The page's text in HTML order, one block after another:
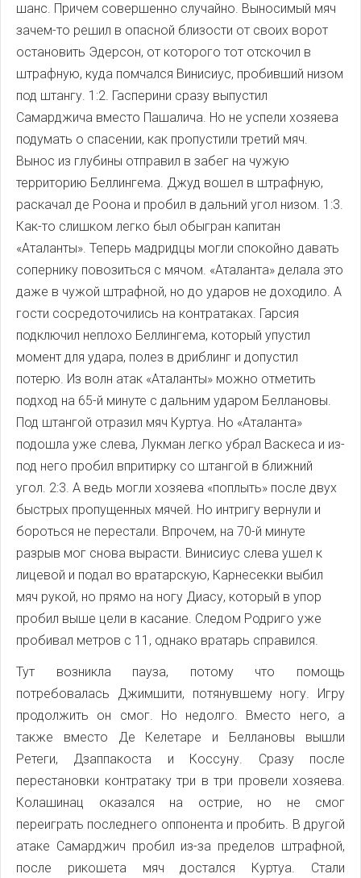
шанс. Причем совершенно случайно. Выносимый мяч
зачем-то решил в опасной близости от своих ворот
остановить Эдерсон, от которого тот отскочил в
штрафную, куда помчался Винисиус, пробивший низом
под штангу. 1:2. Гасперини сразу выпустил
Самарджича вместо Пашалича. Но не успели хозяева
подумать о спасении, как пропустили третий мяч.
Вынос из глубины отправил в забег на чужую
территорию Беллингема. Джуд вошел в штрафную,
раскачал де Роона и пробил в дальний угол низом. 1:3.
Как-то слишком легко был обыгран капитан
«Аталанты». Теперь мадридцы могли спокойно давать
сопернику повозиться с мячом. «Аталанта» делала это
даже в чужой штрафной, но до ударов не доходило. А
гости сосредоточились на контратаках. Гарсия
подключил неплохо Беллингема, который упустил
момент для удара, полез в дриблинг и допустил
потерю. Из волн атак «Аталанты» можно отметить
подход на 65-й минуте с дальним ударом Беллановы.
Под штангой отразил мяч Куртуа. Но «Аталанта»
подошла уже слева, Лукман легко убрал Васкеса и из-
под него пробил впритирку со штангой в ближний
угол. 2:3. А ведь могли хозяева «поплыть» после двух
быстрых пропущенных мячей. Но интригу вернули и
бороться не перестали. Впрочем, на 70-й минуте
разрыв мог снова вырасти. Винисиус слева ушел к
лицевой и подал во вратарскую, Карнесекки выбил
мяч рукой, но прямо на ногу Диасу, который в упор
пробил выше цели в касание. Следом Родриго уже
пробивал метров с 11, однако вратарь справился.
Тут возникла пауза, потому что помощь
потребовалась Джимшити, потянувшему ногу. Игру
продолжить он смог. Но недолго. Вместо него, а
также вместо Де Келетаре и Беллановы вышли
Ретеги, Дзаппакоста и Коссуну. Сразу после
перестановки контратаку три в три провели хозяева.
Колашинац оказался на острие, но не смог
переиграть последнего оппонента и пробить. В другой
атаке Самарджич пробил из-за пределов штрафной,
после рикошета мяч достался Куртуа. Стали